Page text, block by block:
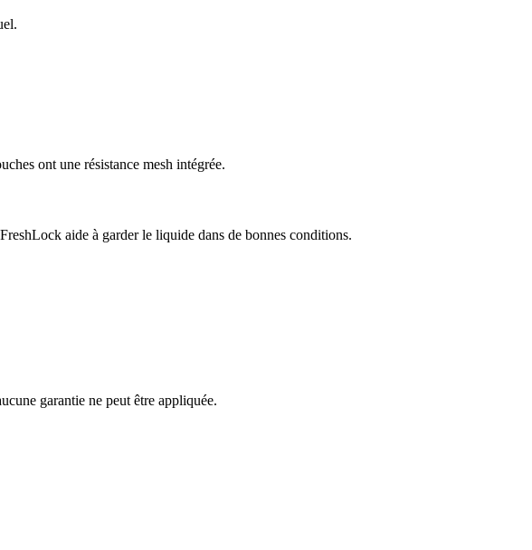
ont une résistance mesh intégrée.
aide à garder le liquide dans de bonnes conditions.
garantie ne peut être appliquée.